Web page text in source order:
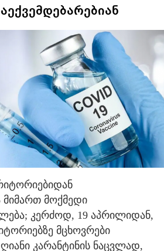
მოქმედი
კერძოდ, 19 აპრილიდან,
მცხოვრები
კარანტინის ნაცვლად,